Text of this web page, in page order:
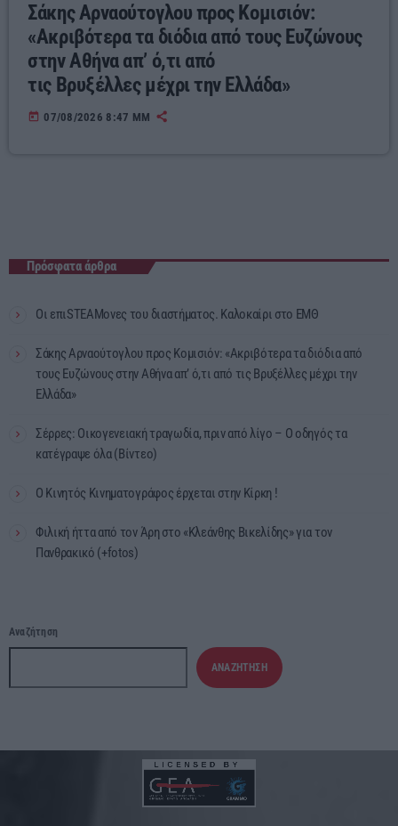
Σάκης Αρναούτογλου προς Κομισιόν:
«Ακριβότερα τα διόδια από τους Ευζώνους
στην Αθήνα απ’ ό,τι από
τις Βρυξέλλες μέχρι την Ελλάδα»
today 07/08/2026 8:47 ΜΜ
Πρόσφατα άρθρα
Οι επιSTEAMονες του διαστήματος. Καλοκαίρι στο ΕΜΘ
Σάκης Αρναούτογλου προς Κομισιόν: «Ακριβότερα τα διόδια από
τους Ευζώνους στην Αθήνα απ’ ό,τι από τις Βρυξέλλες μέχρι την
Ελλάδα»
Σέρρες: Οικογενειακή τραγωδία, πριν από λίγο – Ο οδηγός τα
κατέγραψε όλα (Βίντεο)
Ο Κινητός Κινηματογράφος έρχεται στην Κίρκη !
Φιλική ήττα από τον Άρη στο «Κλεάνθης Βικελίδης» για τον
Πανθρακικό (+fotos)
Αναζήτηση
ΑΝΑΖΉΤΗΣΗ